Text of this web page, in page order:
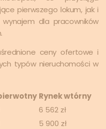
pierwszego lokum, jak i
dla pracowników
ceny ofertowe i
typów nieruchomości w
Rynek wtórny
6 562 zł
5 900 zł